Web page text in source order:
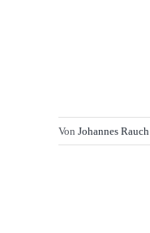
Von Johannes Rauch